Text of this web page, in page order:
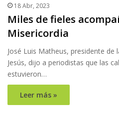
18 Abr, 2023
Miles de fieles
Misericordia
José Luis Matheus, presidente de
Jesús, dijo a periodistas que las
estuvieron…
Leer más »